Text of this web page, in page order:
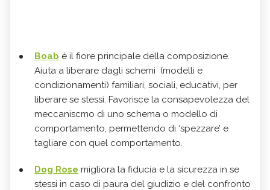
Boab è il fiore principale della composizione.
Aiuta a liberare dagli schemi (modelli e
condizionamenti) familiari, sociali, educativi, per
liberare se stessi. Favorisce la consapevolezza del
meccaniscmo di uno schema o modello di
comportamento, permettendo di ‘spezzare’ e
tagliare con quel comportamento.
Dog Rose migliora la fiducia e la sicurezza in se
stessi in caso di paura del giudizio e del confronto